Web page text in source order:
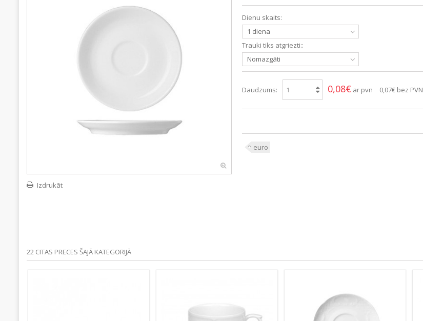
Izdrukāt
Dienu skaits:
1 diena
Trauki tiks atgriezti::
Nomazgāti
Daudzums: 0,08€ ar pvn 0,07€bez PVN
euro
22 CITAS PRECES ŠAJĀ KATEGORIJĀ